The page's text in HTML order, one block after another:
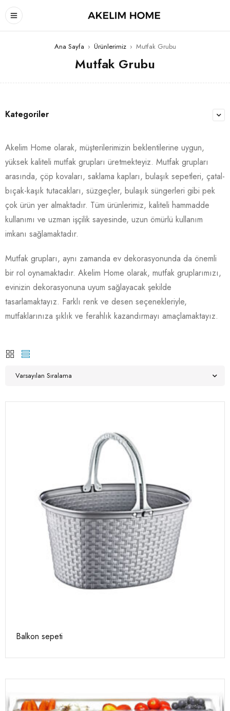
Ana Sayfa › Ürünlerimiz › Mutfak Grubu
Mutfak Grubu
Kategoriler
Akelim Home olarak, müşterilerimizin beklentilerine uygun,
yüksek kaliteli mutfak grupları üretmekteyiz. Mutfak grupları
arasında, çöp kovaları, saklama kapları, bulaşık sepetleri, çatal-
bıçak-kaşık tutacakları, süzgeçler, bulaşık süngerleri gibi pek
çok ürün yer almaktadır. Tüm ürünlerimiz, kaliteli hammadde
kullanımı ve uzman işçilik sayesinde, uzun ömürlü kullanım
imkanı sağlamaktadır.
Mutfak grupları, aynı zamanda ev dekorasyonunda da önemli
bir rol oynamaktadır. Akelim Home olarak, mutfak gruplarımızı,
evinizin dekorasyonuna uyum sağlayacak şekilde
tasarlamaktayız. Farklı renk ve desen seçenekleriyle,
mutfaklarınıza şıklık ve ferahlık kazandırmayı amaçlamaktayız.
Varsayılan Sıralama
Balkon sepeti